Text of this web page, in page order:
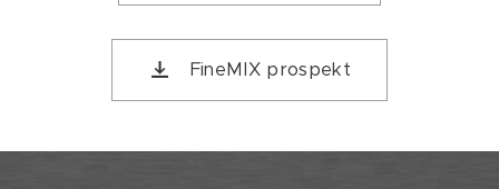
FineMIX prospekt